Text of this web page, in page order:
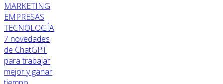
MARKETING
EMPRESAS
TECNOLOGÍA
7 novedades
de ChatGPT
para trabajar
mejor y ganar